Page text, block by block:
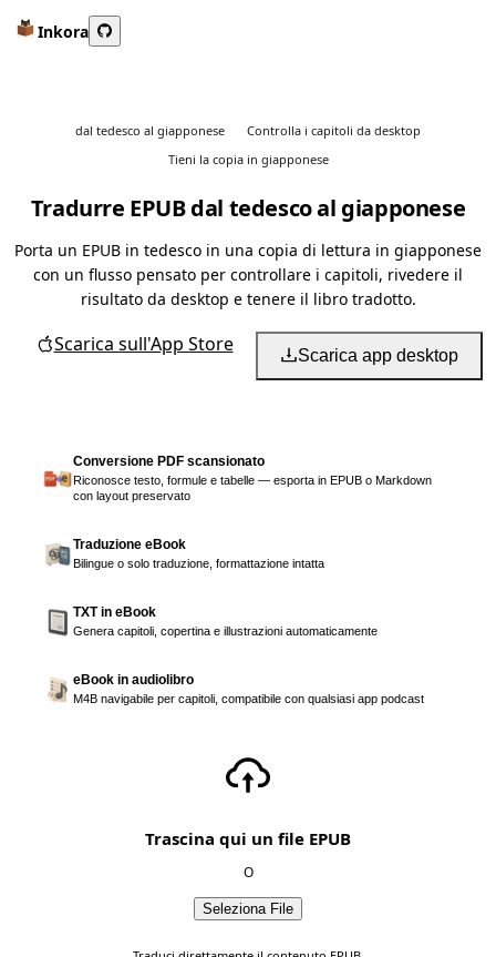
Inkora
dal tedesco al giapponese
Controlla i capitoli da desktop
Tieni la copia in giapponese
Tradurre EPUB dal tedesco al giapponese
Porta un EPUB in tedesco in una copia di lettura in giapponese
con un flusso pensato per controllare i capitoli, rivedere il
risultato da desktop e tenere il libro tradotto.
Scarica sull'App Store Scarica app desktop
Conversione PDF scansionato
Riconosce testo, formule e tabelle — esporta in EPUB o Markdown
con layout preservato
Traduzione eBook
Bilingue o solo traduzione, formattazione intatta
TXT in eBook
Genera capitoli, copertina e illustrazioni automaticamente
eBook in audiolibro
M4B navigabile per capitoli, compatibile con qualsiasi app podcast
Trascina qui un file EPUB
O
Seleziona File